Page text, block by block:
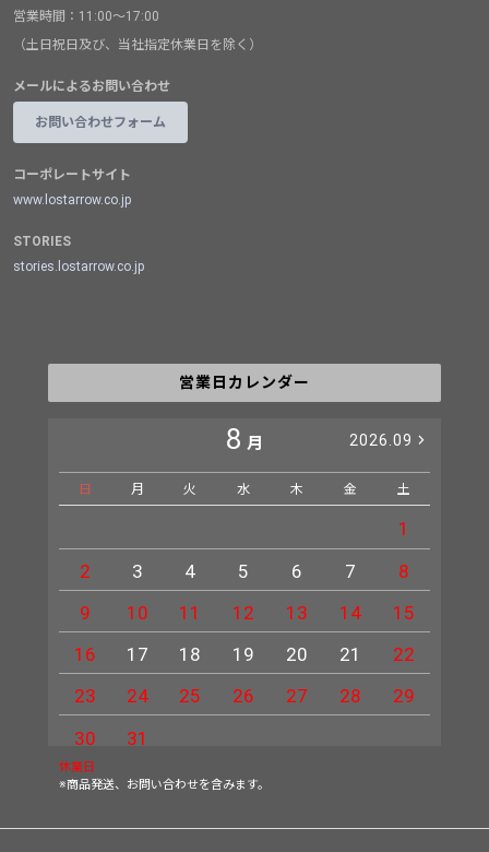
営業時間：11:00～17:00
（土日祝日及び、当社指定休業日を除く）
メールによるお問い合わせ
お問い合わせフォーム
コーポレートサイト
www.lostarrow.co.jp
STORIES
stories.lostarrow.co.jp
営業日カレンダー
8 月 2026.09
日 月 火 水 木 金 土
1
2
3 4 5 6 7
8
9
10 11 12 13 14
15
16
17 18 19 20 21
22
23
24 25 26 27 28
29
30
31
休業日
※商品発送、お問い合わせを含みます。